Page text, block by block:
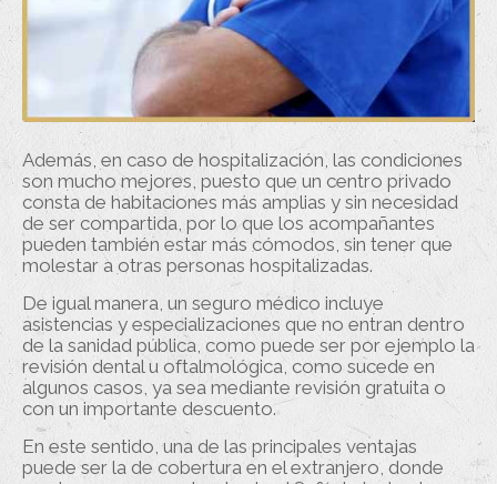
Además, en caso de hospitalización, las condiciones
son mucho mejores, puesto que un centro privado
consta de habitaciones más amplias y sin necesidad
de ser compartida, por lo que los acompañantes
pueden también estar más cómodos, sin tener que
molestar a otras personas hospitalizadas.
De igual manera, un seguro médico incluye
asistencias y especializaciones que no entran dentro
de la sanidad pública, como puede ser por ejemplo la
revisión dental u oftalmológica, como sucede en
algunos casos, ya sea mediante revisión gratuita o
con un importante descuento.
En este sentido, una de las principales ventajas
puede ser la de cobertura en el extranjero, donde